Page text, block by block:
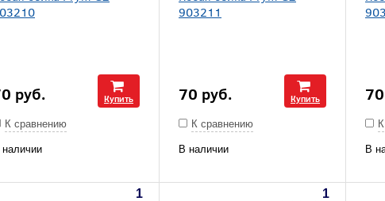
руб. Купить
К сравнению
наличии
903211
70 руб. Купить
К сравнению
В наличии
70
В
1 1